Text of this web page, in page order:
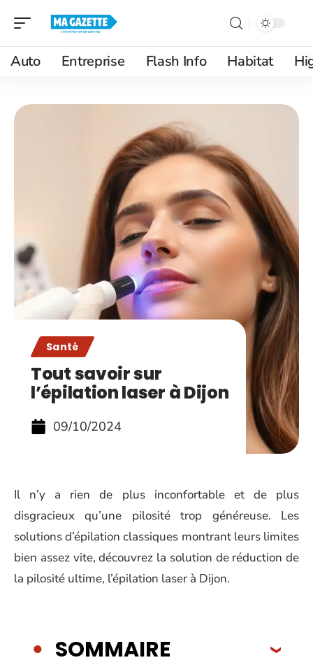
Auto Entreprise Flash Info Habitat
Santé
Tout savoir sur
l’épilation laser à Dijon
09/10/2024
Il n’y a rien de plus inconfortable et de plus
disgracieux qu’une pilosité trop généreuse. Les
solutions d’épilation classiques montrant leurs limites
bien assez vite, découvrez la solution de réduction de
la pilosité ultime, l’épilation laser à Dijon.
SOMMAIRE